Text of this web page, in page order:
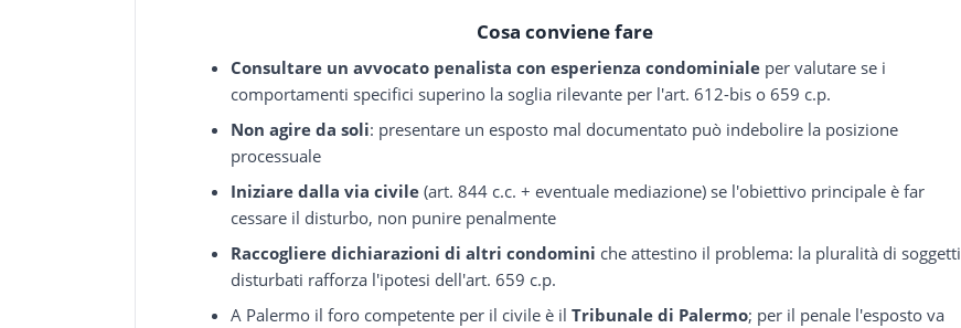
Cosa conviene fare
Consultare un avvocato penalista con esperienza condominiale per valutare se i
comportamenti specifici superino la soglia rilevante per l'art. 612-bis o 659 c.p.
Non agire da soli: presentare un esposto mal documentato può indebolire la posizione
processuale
Iniziare dalla via civile (art. 844 c.c. + eventuale mediazione) se l'obiettivo principale è far
cessare il disturbo, non punire penalmente
Raccogliere dichiarazioni di altri condomini che attestino il problema: la pluralità di soggetti
disturbati rafforza l'ipotesi dell'art. 659 c.p.
A Palermo il foro competente per il civile è ilTribunale di Palermo; per il penale l'esposto va